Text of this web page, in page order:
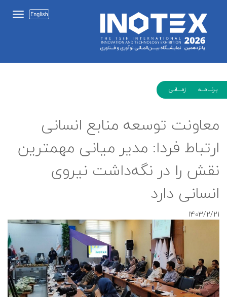
بـرنـــامـــه زمــــانـی
معاونت توسعه منابع انسانی
ارتباط فردا: مدیر میانی مهمترین
نقش را در نگه‌داشت نیروی
انسانی دارد
1403/2/21